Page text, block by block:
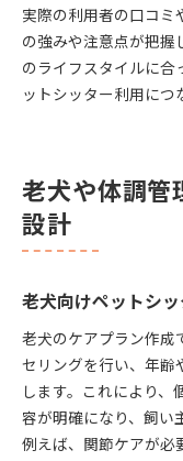
実際の利用者の口コミ
の強みや注意点が把握
のライフスタイルに合
ットシッター利用につ
老犬や体調管
設計
老犬向けペットシ
老犬のケアプラン作成
セリングを行い、年齢
します。これにより
容が明確になり、飼い
例えば、関節ケアが必